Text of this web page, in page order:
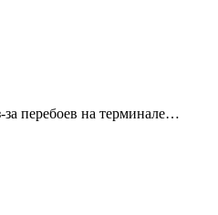
перебоев на терминале…